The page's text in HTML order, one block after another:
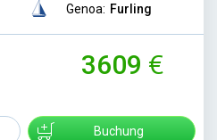
Genoa: Furling
3609
Buchung